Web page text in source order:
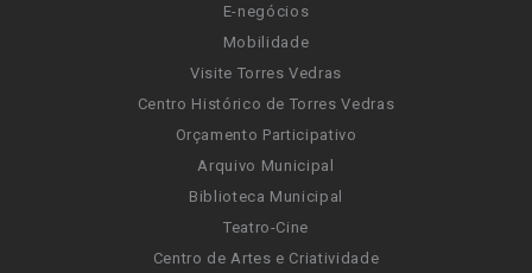
E-negócios
Mobilidade
Visite Torres Vedras
Centro Histórico de Torres Vedras
Orçamento Participativo
Arquivo Municipal
Biblioteca Municipal
Teatro-Cine
Centro de Artes e Criatividade